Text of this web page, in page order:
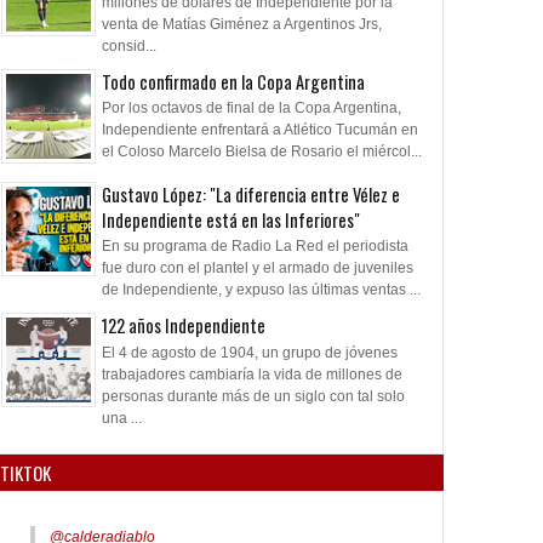
venta de Matías Giménez a Argentinos Jrs,
consid...
Todo confirmado en la Copa Argentina
Por los octavos de final de la Copa Argentina,
Independiente enfrentará a Atlético Tucumán en
el Coloso Marcelo Bielsa de Rosario el miércol...
Gustavo López: "La diferencia entre Vélez e
Independiente está en las Inferiores"
En su programa de Radio La Red el periodista
fue duro con el plantel y el armado de juveniles
de Independiente, y expuso las últimas ventas ...
122 años Independiente
El 4 de agosto de 1904, un grupo de jóvenes
trabajadores cambiaría la vida de millones de
personas durante más de un siglo con tal solo
una ...
TIKTOK
@calderadiablo